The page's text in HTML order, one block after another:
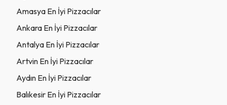
Amasya En İyi Pizzacılar
Ankara En İyi Pizzacılar
Antalya En İyi Pizzacılar
Artvin En İyi Pizzacılar
Aydın En İyi Pizzacılar
Balıkesir En İyi Pizzacılar